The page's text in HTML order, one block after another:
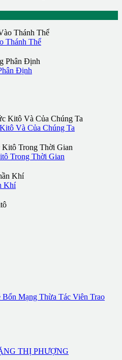
Thánh Thể
Định
Và Của Chúng Ta
Trong Thời Gian
Khí
Mạng Thừa Tác Viên Trao
THỊ PHƯỢNG